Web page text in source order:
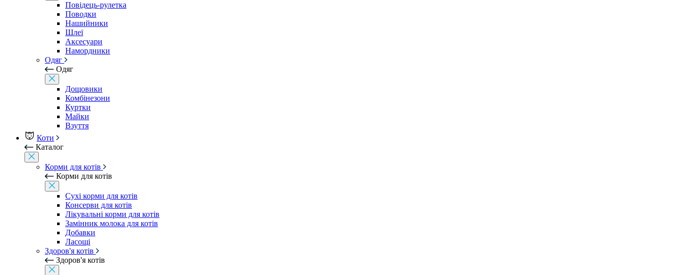
Повідець-рулетка
Поводки
Нашийники
Шлеї
Аксесуари
Намордники
Одяг
Одяг
Дощовики
Комбінезони
Куртки
Майки
Взуття
Коти
Каталог
Корми для котів
Корми для котів
Сухі корми для котів
Консерви для котів
Лікувальні корми для котів
Замінник молока для котів
Добавки
Ласощі
Здоров'я котів
Здоров'я котів